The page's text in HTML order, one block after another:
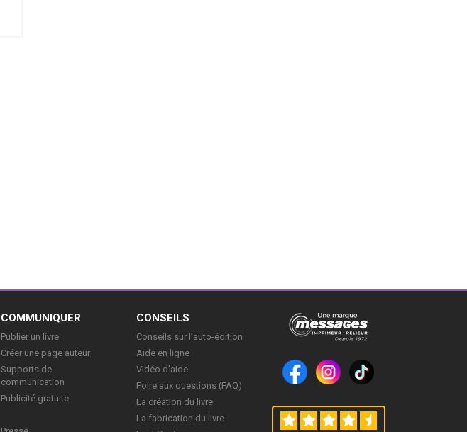
COMMUNIQUER
Publier un livre
Créer une page auteur
Supports de
communication
Publicité gratuite
CONSEILS
Conseils sur l’auto-édition
Aide en ligne
Vidéo d’aide
Foire aux questions (FAQ)
La création du livre
La fabrication du livre